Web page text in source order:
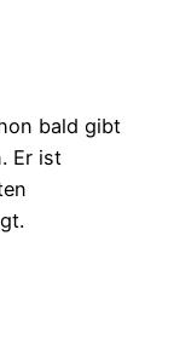
bald gibt
Er ist